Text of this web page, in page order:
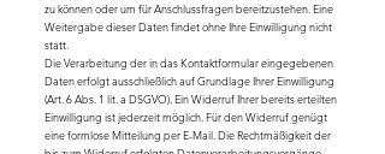
zu können oder um für Anschlussfragen bereitzustehen. Eine
Weitergabe dieser Daten findet ohne Ihre Einwilligung nicht
statt.
Die Verarbeitung der in das Kontaktformular eingegebenen
Daten erfolgt ausschließlich auf Grundlage Ihrer Einwilligung
(Art. 6 Abs. 1 lit. a DSGVO). Ein Widerruf Ihrer bereits erteilten
Einwilligung ist jederzeit möglich. Für den Widerruf genügt
eine formlose Mitteilung per E-Mail. Die Rechtmäßigkeit der